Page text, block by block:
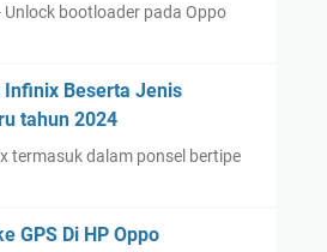
bootloader pada Oppo
Infinix Beserta Jenis
tahun 2024
termasuk dalam ponsel bertipe
GPS Di HP Oppo